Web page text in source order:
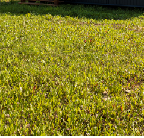
Видео о загородной
жизни